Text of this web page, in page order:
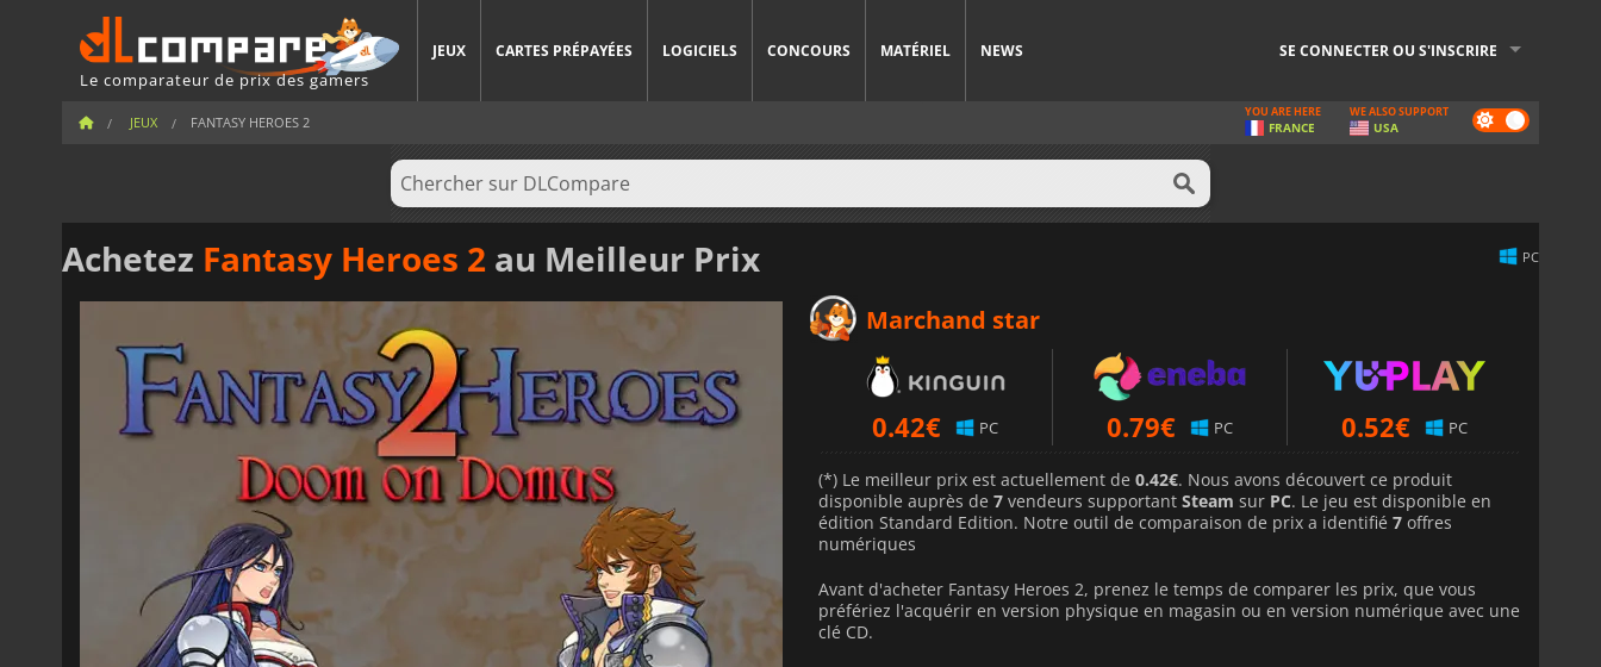
Le comparateur de prix des gamers
JEUX CARTES PRÉPAYÉES LOGICIELS CONCOURS MATÉRIEL NEWS SE CONNECTER OU S'INSCRIRE
JEUX FANTASY HEROES 2 Dark
mode
YOU ARE HERE
FRANCE
WE ALSO SUPPORT
USA
Achetez Fantasy Heroes 2 au Meilleur Prix PC
Marchand star
0.42€ PC 0.79€ PC 0.52€ PC
(*) Le meilleur prix est actuellement de 0.42€. Nous avons découvert ce produit
disponible auprès de 7 vendeurs supportant Steam sur PC. Le jeu est disponible en
édition Standard Edition. Notre outil de comparaison de prix a identifié 7 offres
numériques
Avant d'acheter Fantasy Heroes 2, prenez le temps de comparer les prix, que vous
préfériez l'acquérir en version physique en magasin ou en version numérique avec une
clé CD.